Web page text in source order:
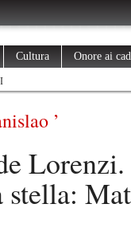
Cultura Onore ai
’
stella: